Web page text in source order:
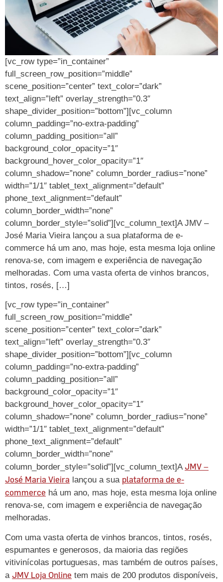
[vc_row type=”in_container”
full_screen_row_position=”middle”
scene_position=”center” text_color=”dark”
text_align=”left” overlay_strength=”0.3″
shape_divider_position=”bottom”][vc_column
column_padding=”no-extra-padding”
column_padding_position=”all”
background_color_opacity=”1″
background_hover_color_opacity=”1″
column_shadow=”none” column_border_radius=”none”
width=”1/1″ tablet_text_alignment=”default”
phone_text_alignment=”default”
column_border_width=”none”
column_border_style=”solid”][vc_column_text]A JMV –
José Maria Vieira lançou a sua plataforma de e-
commerce há um ano, mas hoje, esta mesma loja online
renova-se, com imagem e experiência de navegação
melhoradas. Com uma vasta oferta de vinhos brancos,
tintos, rosés, […]
[vc_row type=”in_container”
full_screen_row_position=”middle”
scene_position=”center” text_color=”dark”
text_align=”left” overlay_strength=”0.3″
shape_divider_position=”bottom”][vc_column
column_padding=”no-extra-padding”
column_padding_position=”all”
background_color_opacity=”1″
background_hover_color_opacity=”1″
column_shadow=”none” column_border_radius=”none”
width=”1/1″ tablet_text_alignment=”default”
phone_text_alignment=”default”
column_border_width=”none”
column_border_style=”solid”][vc_column_text]AJMV –
José Maria Vieira lançou a sua plataforma de e-
commerce há um ano, mas hoje, esta mesma loja online
renova-se, com imagem e experiência de navegação
melhoradas.
Com uma vasta oferta de vinhos brancos, tintos, rosés,
espumantes e generosos, da maioria das regiões
vitivinícolas portuguesas, mas também de outros países,
a JMV Loja Online tem mais de 200 produtos disponíveis,